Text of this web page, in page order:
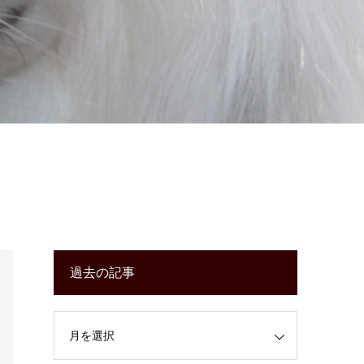
過去の記事